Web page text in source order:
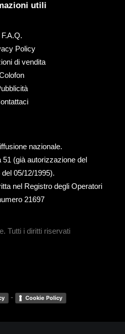
utili
F.A.Q.
Policy
di vendita
nazionale.
(già autorizzazione del
05/12/1995).
nel Registro degli Operatori
21697
Tutti i diritti riservati
- Cookie Policy